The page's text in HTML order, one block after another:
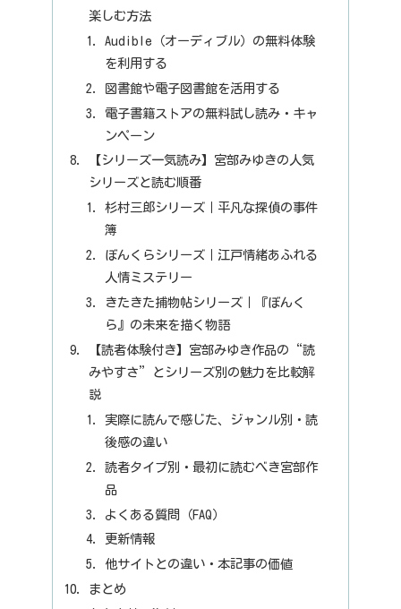
楽しむ方法
Audible（オーディブル）の無料体験
を利用する
図書館や電子図書館を活用する
電子書籍ストアの無料試し読み・キャ
ンペーン
【シリーズ一気読み】宮部みゆきの人気
シリーズと読む順番
杉村三郎シリーズ｜平凡な探偵の事件
簿
ぼんくらシリーズ｜江戸情緒あふれる
人情ミステリー
きたきた捕物帖シリーズ｜『ぼんく
ら』の未来を描く物語
【読者体験付き】宮部みゆき作品の“読
みやすさ”とシリーズ別の魅力を比較解
説
実際に読んで感じた、ジャンル別・読
後感の違い
読者タイプ別・最初に読むべき宮部作
品
よくある質問（FAQ）
更新情報
他サイトとの違い・本記事の価値
まとめ